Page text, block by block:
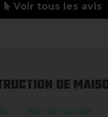
Voir tous les avis
DE
Baix Empordà